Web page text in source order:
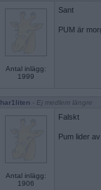
Antal inlägg:
1999
Sant
PUM är
har1liten - Ej medlem längre
Antal inlägg:
1906
Falskt
Pum lider